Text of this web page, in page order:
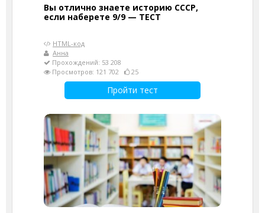
Вы отлично знаете историю СССР,
если наберете 9/9 — ТЕСТ
HTML-код
Анна
Прохождений: 53 208
Просмотров: 121 702
25
Пройти тест